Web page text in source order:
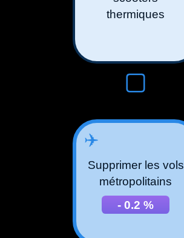
thermiques
✈️
Supprimer les vols
métropolitains
- 0.2 %